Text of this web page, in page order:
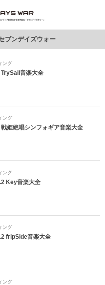
ブンデイズウォー
ング
TrySail音楽大全
ング
姫絶唱シンフォギア音楽大全
ング
Key音楽大全
ング
fripSide音楽大全
ング